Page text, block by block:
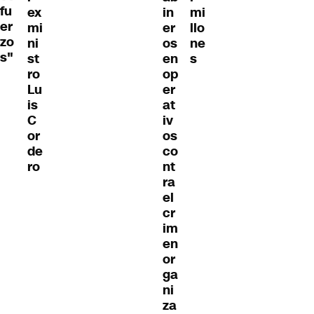
fu
er
zo
s"
ex
mi
ni
st
ro
Lu
is
C
or
de
ro
in
er
os
en
op
er
at
iv
os
co
nt
ra
el
cr
im
en
or
ga
ni
za
mi
llo
ne
s